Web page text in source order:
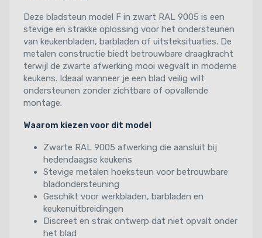
Deze bladsteun model F in zwart RAL 9005 is een
stevige en strakke oplossing voor het ondersteunen
van keukenbladen, barbladen of uitsteksituaties. De
metalen constructie biedt betrouwbare draagkracht
terwijl de zwarte afwerking mooi wegvalt in moderne
keukens. Ideaal wanneer je een blad veilig wilt
ondersteunen zonder zichtbare of opvallende
montage.
Waarom kiezen voor dit model
Zwarte RAL 9005 afwerking die aansluit bij
hedendaagse keukens
Stevige metalen hoeksteun voor betrouwbare
bladondersteuning
Geschikt voor werkbladen, barbladen en
keukenuitbreidingen
Discreet en strak ontwerp dat niet opvalt onder
het blad